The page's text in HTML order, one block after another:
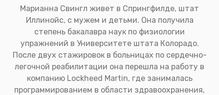
Марианна Свингл живет в Спрингфилде, штат
Иллинойс, с мужем и детьми. Она получила
степень бакалавра наук по физиологии
упражнений в Университете штата Колорадо.
После двух стажировок в больницах по сердечно-
легочной реабилитации она перешла на работу в
компанию Lockheed Martin, где занималась
программированием в области здравоохранения,